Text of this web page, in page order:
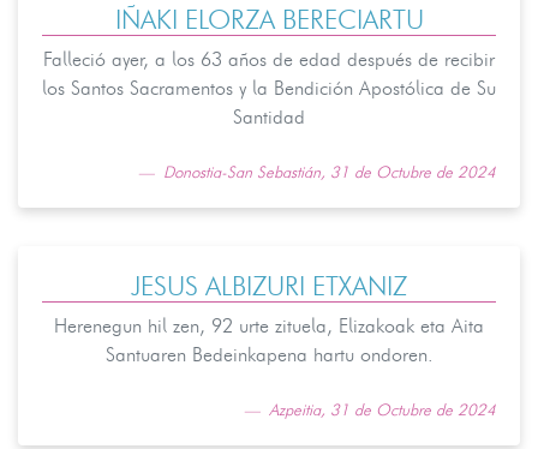
IÑAKI ELORZA BERECIARTU
Falleció ayer, a los 63 años de edad después de recibir
los Santos Sacramentos y la Bendición Apostólica de Su
Santidad
Donostia-San Sebastián, 31 de Octubre de 2024
JESUS ALBIZURI ETXANIZ
Herenegun hil zen, 92 urte zituela, Elizakoak eta Aita
Santuaren Bedeinkapena hartu ondoren.
Azpeitia, 31 de Octubre de 2024